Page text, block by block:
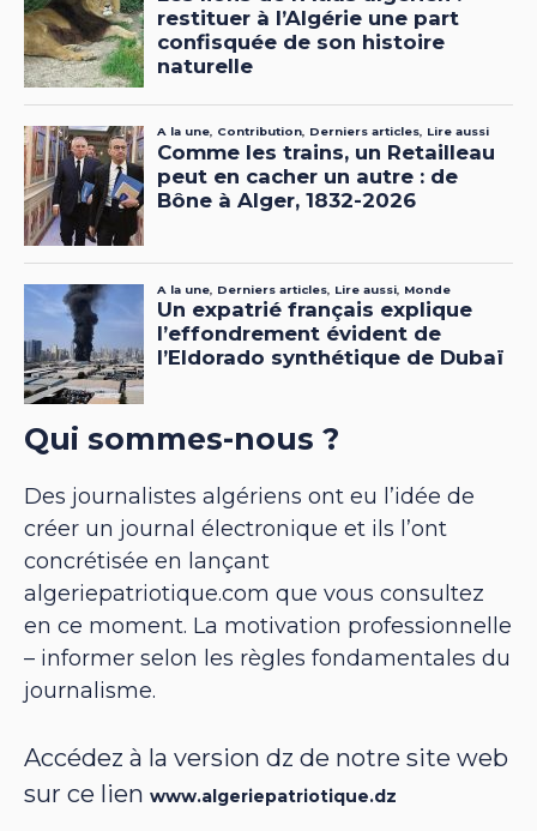
Qui sommes-nous ?
Des journalistes algériens ont eu l’idée de
créer un journal électronique et ils l’ont
concrétisée en lançant
algeriepatriotique.com que vous consultez
en ce moment. La motivation professionnelle
– informer selon les règles fondamentales du
journalisme.
Accédez à la version dz de notre site web
sur ce lien www.algeriepatriotique.dz